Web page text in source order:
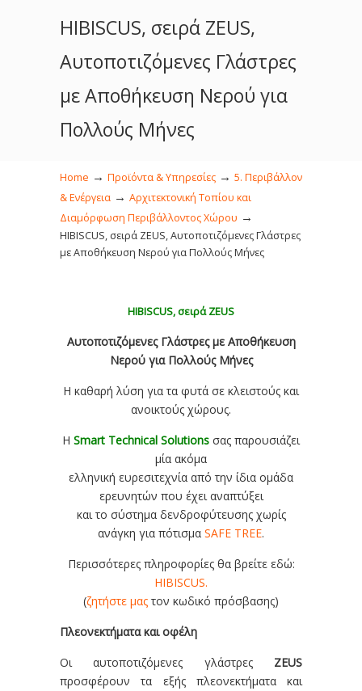
HIBISCUS, σειρά ZEUS,
Αυτοποτιζόμενες Γλάστρες
με Αποθήκευση Νερού για
Πολλούς Μήνες
Home → Προϊόντα & Υπηρεσίες → 5. Περιβάλλον
& Ενέργεια → Αρχιτεκτονική Τοπίου και
Διαμόρφωση Περιβάλλοντος Χώρου →
HIBISCUS, σειρά ZEUS, Αυτοποτιζόμενες Γλάστρες
με Αποθήκευση Νερού για Πολλούς Μήνες
HIBISCUS, σειρά ZEUS
Αυτοποτιζόμενες Γλάστρες με Αποθήκευση
Νερού για Πολλούς Μήνες
Η καθαρή λύση για τα φυτά σε κλειστούς και
ανοικτούς χώρους.
Η Smart Technical Solutions σας παρουσιάζει
μία ακόμα
ελληνική ευρεσιτεχνία από την ίδια ομάδα
ερευνητών που έχει αναπτύξει
και το σύστημα δενδροφύτευσης χωρίς
ανάγκη για πότισμα SAFE TREE.
Περισσότερες πληροφορίες θα βρείτε εδώ:
HIBISCUS.
(ζητήστε μας τον κωδικό πρόσβασης)
Πλεονεκτήματα και οφέλη
Οι αυτοποτιζόμενες γλάστρες ZEUS
προσφέρουν τα εξής πλεονεκτήματα και